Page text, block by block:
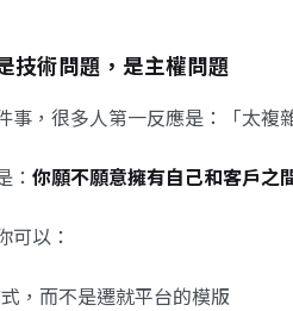
技術問題，是主權問題
事，很多人第一反應是：「太複
： 你願不願意擁有自己和客戶之
可以：
，而不是遷就平台的模版